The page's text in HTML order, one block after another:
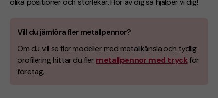
Vill du jämföra fler metallpennor?
Om du vill se fler modeller med metallkänsla och tydlig
profilering hittar du fler metallpennor med tryckför
företag.